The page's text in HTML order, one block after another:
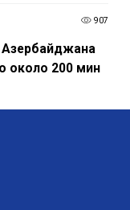
907
около 200 мин